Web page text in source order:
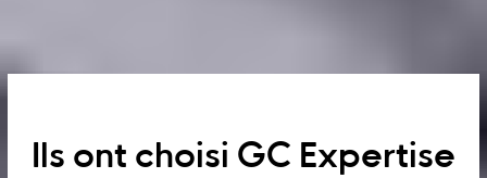
Ils ont choisi GC Expertise